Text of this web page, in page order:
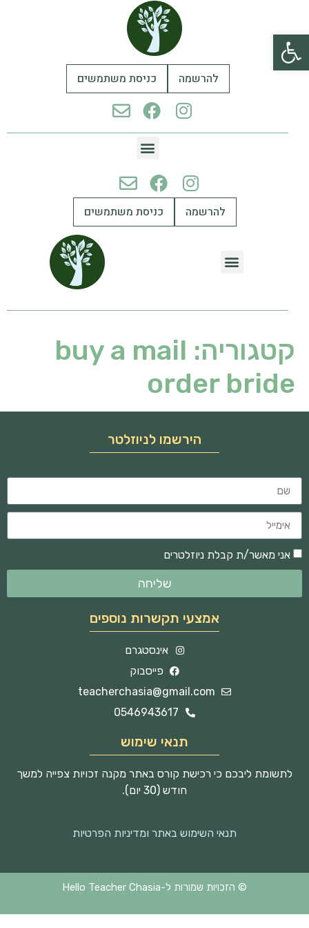
פתח סרגל נגישות
להרשמה כניסת משתמשים
להרשמה כניסת משתמשים
קטגוריה: buy a mail
order bride
הירשמו לניוזלטר
אני מאשר/ת קבלת ניוזלטרים
שליחה
אמצעי תקשרות נוספים
אינסטגרם
פייסבוק
teacherchasia@gmail.com
0546943617
תנאי שימוש
לתשומת ליבכם כי רכישת קורס באתר מקנה זכויות צפייה למשך
חודש (30 יום).
תנאי השימוש באתר ומדיניות הפרטיות
© הזכויות שמורות ל-Hello Teacher Chasia